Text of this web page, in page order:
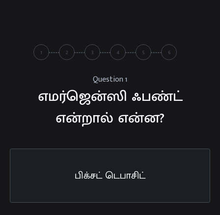
Question1
எமர்ஜென்ஸி ஃபண்ட்
என்றால் என்ன?
பிக்சட் டெபாசிட்
1 2 3 4 5 6